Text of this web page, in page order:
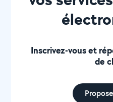
Inscrivez-vous et
de